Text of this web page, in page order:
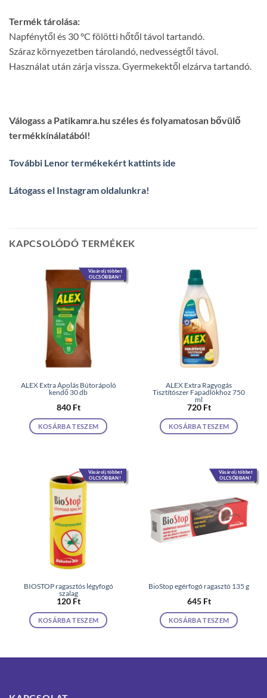
Termék tárolása:
Napfénytől és 30 °C fölötti hőtől távol tartandó.
Száraz környezetben tárolandó, nedvességtől távol.
Használat után zárja vissza. Gyermekektől elzárva tartandó.
Válogass a Patikamra.hu széles és folyamatosan bővülő
termékkínálatából!
További Lenor termékekért kattints ide
Látogass el Instagram oldalunkra!
KAPCSOLÓDÓ TERMÉKEK
Vásárolj többet
OLCSÓBBAN!
ALEX Extra Ápolás Bútorápoló
kendő 30 db
840 Ft
KOSÁRBA TESZEM
ALEX Extra Ragyogás
Tisztítószer Fapadlókhoz 750
ml
720 Ft
KOSÁRBA TESZEM
Vásárolj többet
OLCSÓBBAN!
BIOSTOP ragasztós légyfogó
szalag
120 Ft
KOSÁRBA TESZEM
Vásárolj többet
OLCSÓBBAN!
BioStop egérfogó ragasztó 135 g
645 Ft
KOSÁRBA TESZEM